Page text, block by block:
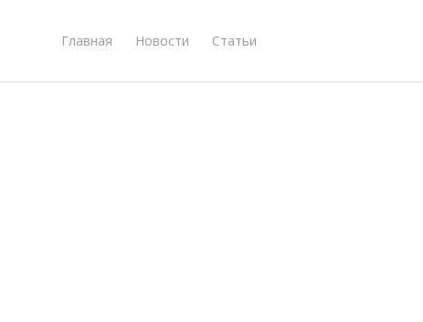
Главная Новости Статьи